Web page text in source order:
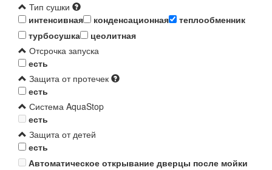
Тип сушки
интенсивная
конденсационная
теплообменник
турбосушка
цеолитная
Отсрочка запуска
есть
Защита от протечек
есть
Система AquaStop
есть
Защита от детей
есть
Автоматическое открывание дверцы после мойки